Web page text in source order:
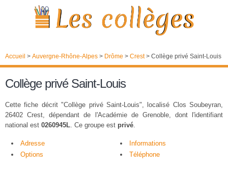
Accueil > Auvergne-Rhône-Alpes > Drôme > Crest> Collège privé Saint-Louis
Collège privé Saint-Louis
Cette fiche décrit "Collège privé Saint-Louis", localisé Clos Soubeyran,
26402 Crest, dépendant de l'Académie de Grenoble, dont l'identifiant
national est 0260945L. Ce groupe est privé.
Adresse
Informations
Options
Téléphone